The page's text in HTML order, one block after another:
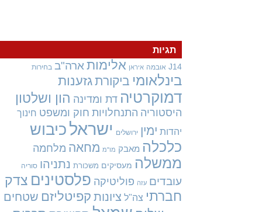
תגיות
J14 אובמה איראן אלימות ארה"ב בחירות
בינלאומיביקורתגזענות
דמוקרטיה דת ומדינההון ושלטון
היסטוריה התנחלויות חוק ומשפט חינוך
יהדות ימין ירושלים ישראלכיבוש
כלכלה מאבק מו"מ מחאהמלחמה
ממשלה מעסיקים משכורת נתניהו סוריה
עובדים עזה פוליטיקה פלסטיניםצדק
חברתי צה"ל ציונותקפיטליזםשטחים